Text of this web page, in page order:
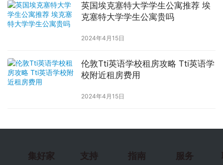
英国埃克塞特大学学生公寓推荐 埃
克塞特大学学生公寓贵吗
2024年4月15日
伦敦Tti英语学校租房攻略 Tti英语学
校附近租房费用
2024年4月15日
集好家 支持 指南 服务